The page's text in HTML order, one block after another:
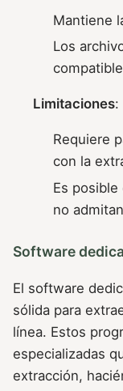
Mantiene
Los
Limitaciones:
Requiere
con la
Es posible
no
Software
El software
sólida para
línea. Estos
especializadas
extracción,